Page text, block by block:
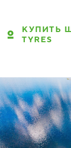
КУПИТЬ
TYRES